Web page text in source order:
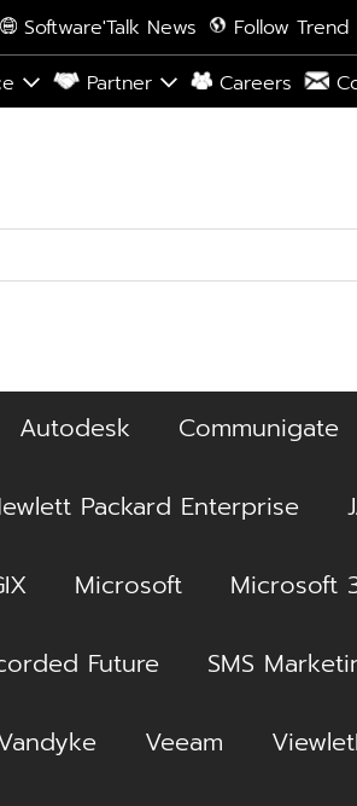
Software'Talk News Follow Trend
Partner Careers
Autodesk Communigate
Packard Enterprise
Microsoft Microsoft
Future SMS
Veeam